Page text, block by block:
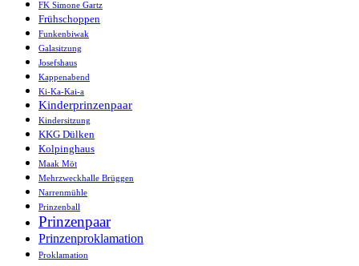
FK Simone Gartz
Frühschoppen
Funkenbiwak
Galasitzung
Josefshaus
Kappenabend
Ki-Ka-Kai-a
Kinderprinzenpaar
Kindersitzung
KKG Dülken
Kolpinghaus
Maak Möt
Mehrzweckhalle Brüggen
Narrenmühle
Prinzenball
Prinzenpaar
Prinzenproklamation
Proklamation